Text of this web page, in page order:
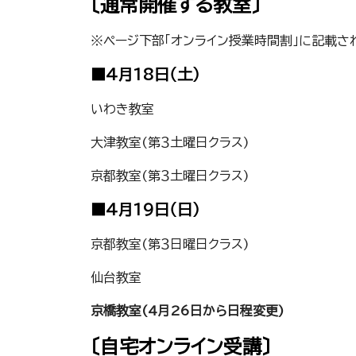
〔通常開催する教室〕
※ページ下部「オンライン授業時間割」に記載
■4月18日（土）
いわき教室
大津教室(第３土曜日クラス)
京都教室(第３土曜日クラス)
■4月19日（日）
京都教室(第３日曜日クラス)
仙台教室
京橋教室(4月26日から日程変更)
〔自宅オンライン受講〕